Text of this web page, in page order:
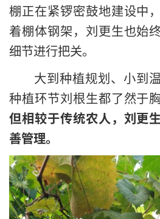
棚正在紧锣密鼓地建设中
着棚体钢架，刘更生也始
细节进行把关。
大到种植规划、小到
种植环节刘根生都了然于
但相较于传统农人，刘更
善管理。